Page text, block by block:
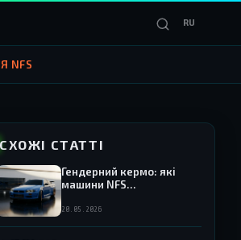
RU
NFS
СХОЖІ СТАТТІ
Гендерний кермо: які
машини NFS
персонажами
20.05.2026